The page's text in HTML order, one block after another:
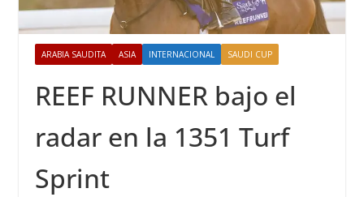
ARABIA SAUDITA ASIA INTERNACIONAL SAUDI CUP
REEF RUNNER bajo el
radar en la 1351 Turf
Sprint